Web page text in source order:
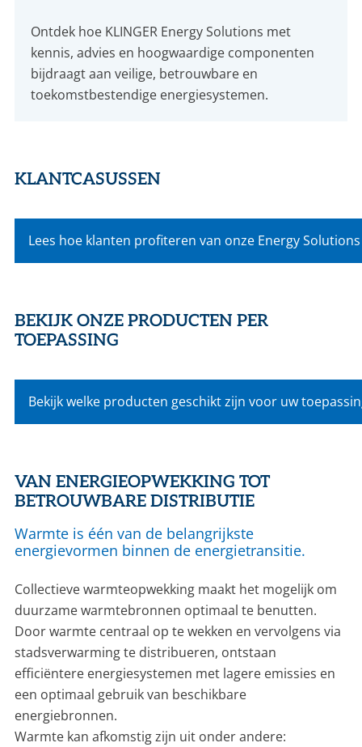
Ontdek hoe KLINGER Energy Solutions met
kennis, advies en hoogwaardige componenten
bijdraagt aan veilige, betrouwbare en
toekomstbestendige energiesystemen.
KLANTCASUSSEN
Lees hoe klanten profiteren van onze Energy Solutions
BEKIJK ONZE PRODUCTEN PER
TOEPASSING
Bekijk welke producten geschikt zijn voor uw
VAN ENERGIEOPWEKKING TOT
BETROUWBARE DISTRIBUTIE
Warmte is één van de belangrijkste
energievormen binnen de energietransitie.
Collectieve warmteopwekking maakt het mogelijk om
duurzame warmtebronnen optimaal te benutten.
Door warmte centraal op te wekken en vervolgens via
stadsverwarming te distribueren, ontstaan
efficiëntere energiesystemen met lagere emissies en
een optimaal gebruik van beschikbare
energiebronnen.
Warmte kan afkomstig zijn uit onder andere: